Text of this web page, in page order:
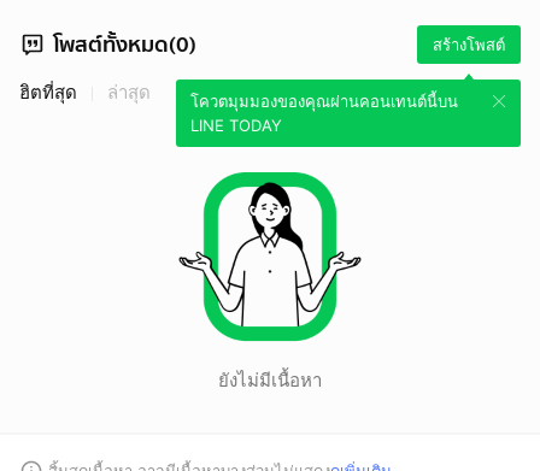
โพสต์ทั้งหมด(0) สร้างโพสต์
โควตมุมมองของคุณผ่านคอนเทนต์นี้บน
LINE TODAY
ฮิตที่สุด ล่าสุด
ยังไม่มีเนื้อหา